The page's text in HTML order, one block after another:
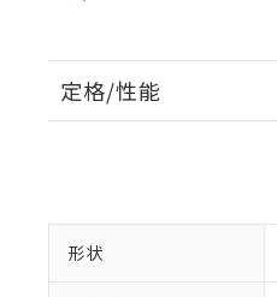
定格/性能
形状